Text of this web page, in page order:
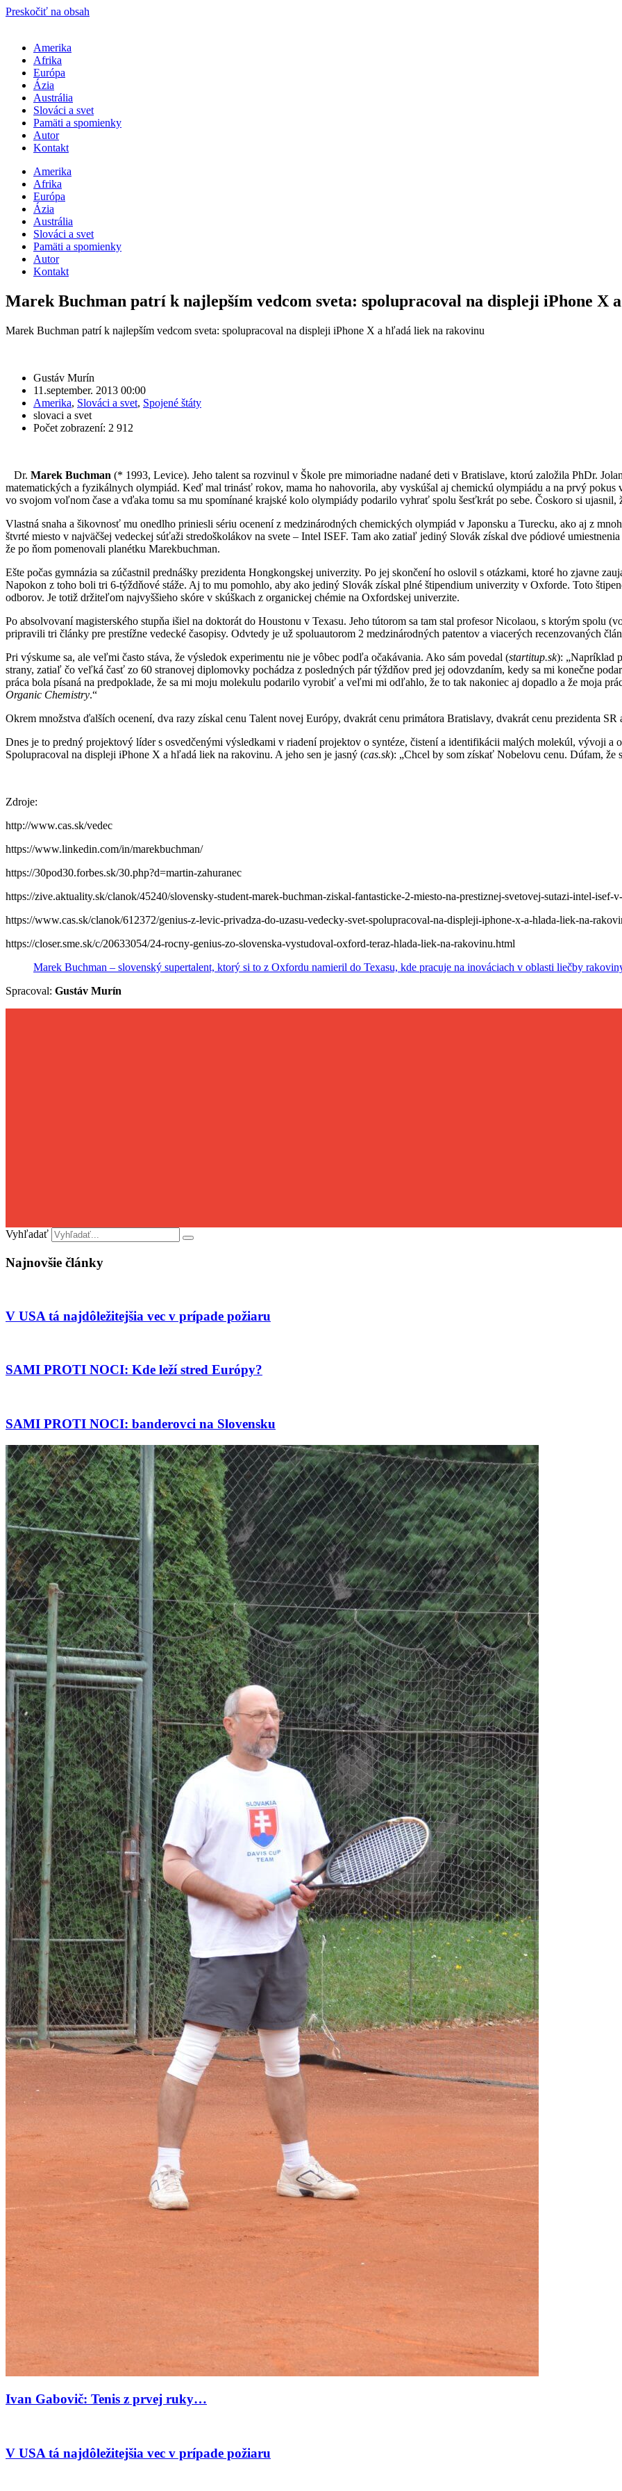
Preskočiť na obsah
Amerika
Afrika
Európa
Ázia
Austrália
Slováci a svet
Pamäti a spomienky
Autor
Kontakt
Amerika
Afrika
Európa
Ázia
Austrália
Slováci a svet
Pamäti a spomienky
Autor
Kontakt
Marek Buchman patrí k najlepším vedcom sveta: spolupracoval na displeji iPhone X
Marek Buchman patrí k najlepším vedcom sveta: spolupracoval na displeji iPhone X a hľadá liek na rakovinu
Gustáv Murín
11.september. 2013 00:00
Amerika, Slováci a svet, Spojené štáty
slovaci a svet
Počet zobrazení: 2 912
Dr. Marek Buchman (* 1993, Levice). Jeho talent sa rozvinul v Škole pre mimoriadne nadané deti v Bratislave, ktorú založila PhDr.
matematických a fyzikálnych olympiád. Keď mal trinásť rokov, mama ho nahovorila, aby vyskúšal aj chemickú olympiádu a na prvý
vo svojom voľnom čase a vďaka tomu sa mu spomínané krajské kolo olympiády podarilo vyhrať spolu šesťkrát po sebe. Čoskoro si ujasnil,
Vlastná snaha a šikovnosť mu onedlho priniesli sériu ocenení z medzinárodných chemických olympiád v Japonsku a Turecku, ako aj z
štvrté miesto v najväčšej vedeckej súťaži stredoškolákov na svete – Intel ISEF. Tam ako zatiaľ jediný Slovák získal dve pódiové
že po ňom pomenovali planétku Marekbuchman.
Ešte počas gymnázia sa zúčastnil prednášky prezidenta Hongkongskej univerzity. Po jej skončení ho oslovil s otázkami, ktoré ho zjavne
Napokon z toho boli tri 6-týždňové stáže. Aj to mu pomohlo, aby ako jediný Slovák získal plné štipendium univerzity v Oxforde. Toto
odborov. Je totiž držiteľom najvyššieho skóre v skúškach z organickej chémie na Oxfordskej univerzite.
Po absolvovaní magisterského stupňa išiel na doktorát do Houstonu v Texasu. Jeho tútorom sa tam stal profesor Nicolaou, s ktorým spolu
pripravili tri články pre prestížne vedecké časopisy. Odvtedy je už spoluautorom 2 medzinárodných patentov a viacerých recenzovaných
Pri výskume sa, ale veľmi často stáva, že výsledok experimentu nie je vôbec podľa očakávania. Ako sám povedal (startitup.sk): „Napríklad
strany, zatiaľ čo veľká časť zo 60 stranovej diplomovky pochádza z posledných pár týždňov pred jej odovzdaním, kedy sa mi konečne
práca bola písaná na predpoklade, že sa mi moju molekulu podarilo vyrobiť a veľmi mi odľahlo, že to tak nakoniec aj dopadlo a že moja
Organic Chemistry.“
Okrem množstva ďalších ocenení, dva razy získal cenu Talent novej Európy, dvakrát cenu primátora Bratislavy, dvakrát cenu prezidenta SR
Dnes je to predný projektový líder s osvedčenými výsledkami v riadení projektov o syntéze, čistení a identifikácii malých molekúl, vývoji a
Spolupracoval na displeji iPhone X a hľadá liek na rakovinu. A jeho sen je jasný (cas.sk): „Chcel by som získať Nobelovu cenu. Dúfam, že
Zdroje:
http://www.cas.sk/vedec
https://www.linkedin.com/in/marekbuchman/
https://30pod30.forbes.sk/30.php?d=martin-zahuranec
https://zive.aktuality.sk/clanok/45240/slovensky-student-marek-buchman-ziskal-fantasticke-2-miesto-na-prestiznej-svetovej-sutazi-intel-isef-
https://www.cas.sk/clanok/612372/genius-z-levic-privadza-do-uzasu-vedecky-svet-spolupracoval-na-displeji-iphone-x-a-hlada-liek-na-
https://closer.sme.sk/c/20633054/24-rocny-genius-zo-slovenska-vystudoval-oxford-teraz-hlada-liek-na-rakovinu.html
Marek Buchman – slovenský supertalent, ktorý si to z Oxfordu namieril do Texasu, kde pracuje na inováciach v oblasti liečby
Spracoval: Gustáv Murín
Vyhľadať
Najnovšie články
V USA tá najdôležitejšia vec v prípade požiaru
SAMI PROTI NOCI: Kde leží stred Európy?
SAMI PROTI NOCI: banderovci na Slovensku
Ivan Gabovič: Tenis z prvej ruky…
V USA tá najdôležitejšia vec v prípade požiaru